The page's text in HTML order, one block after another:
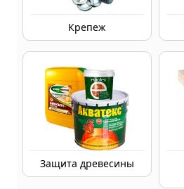
Крепеж
Защита древесины